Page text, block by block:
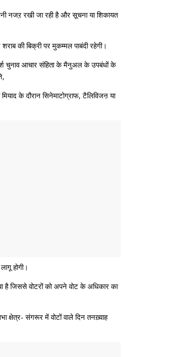
नजऱ रखी जा रही है और सूचना या शिकायत
की बिक्री पर मुकम्मल पाबंदी रहेगी।
चुनाव आचार संहिता के मैनुअल के उपबंधों के
के दौरान सिनेमाटोग्राफ, टैलिविजऩ या
होगी।
है जिससे वोटरों को अपने वोट के अधिकार का
क्षेत्र- संगरूर में वोटों वाले दिन तनख़्वाह